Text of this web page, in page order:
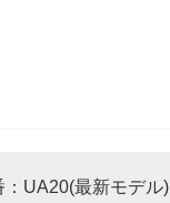
：UA20(最新モデル)